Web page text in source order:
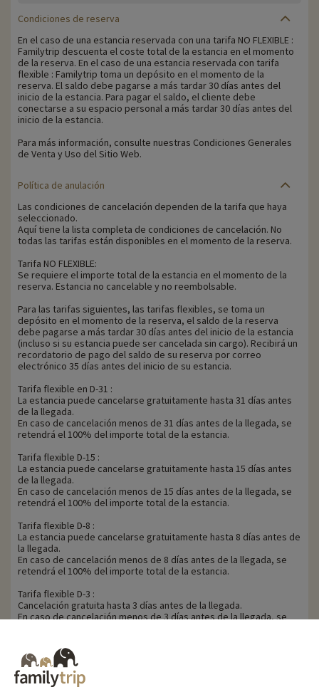
Condiciones de reserva
En el caso de una estancia reservada con una tarifa NO FLEXIBLE :
Familytrip descuenta el coste total de la estancia en el momento
de la reserva. En el caso de una estancia reservada con tarifa
flexible : Familytrip toma un depósito en el momento de la
reserva. El saldo debe pagarse a más tardar 30 días antes del
inicio de la estancia. Para pagar el saldo, el cliente debe
conectarse a su espacio personal a más tardar 30 días antes del
inicio de la estancia.
Para más información, consulte nuestras Condiciones Generales
de Venta y Uso del Sitio Web.
Política de anulación
Las condiciones de cancelación dependen de la tarifa que haya
seleccionado.
Aquí tiene la lista completa de condiciones de cancelación. No
todas las tarifas están disponibles en el momento de la reserva.
Tarifa NO FLEXIBLE:
Se requiere el importe total de la estancia en el momento de la
reserva. Estancia no cancelable y no reembolsable.
Para las tarifas siguientes, las tarifas flexibles, se toma un
depósito en el momento de la reserva, el saldo de la reserva
debe pagarse a más tardar 30 días antes del inicio de la estancia
(incluso si su estancia puede ser cancelada sin cargo). Recibirá un
recordatorio de pago del saldo de su reserva por correo
electrónico 35 días antes del inicio de su estancia.
Tarifa flexible en D-31 :
La estancia puede cancelarse gratuitamente hasta 31 días antes
de la llegada.
En caso de cancelación menos de 31 días antes de la llegada, se
retendrá el 100% del importe total de la estancia.
Tarifa flexible D-15 :
La estancia puede cancelarse gratuitamente hasta 15 días antes
de la llegada.
En caso de cancelación menos de 15 días antes de la llegada, se
retendrá el 100% del importe total de la estancia.
Tarifa flexible D-8 :
La estancia puede cancelarse gratuitamente hasta 8 días antes de
la llegada.
En caso de cancelación menos de 8 días antes de la llegada, se
retendrá el 100% del importe total de la estancia.
Tarifa flexible D-3 :
Cancelación gratuita hasta 3 días antes de la llegada.
En caso de cancelación menos de 3 días antes de la llegada, se
Familytrip le aconseja suscribir un seguro de anulación con su
socio AREAS Assurances. Suscríbase en el momento de la reserva
o en las 24 horas siguientes por teléfono.